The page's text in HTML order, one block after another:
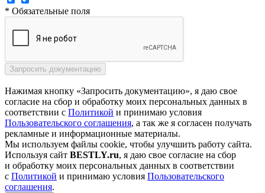
* Обязательные поля
Нажимая кнопку «Запросить документацию», я даю свое
согласие на сбор и обработку моих персональных данных в
соответствии с Политикой и принимаю условия
Пользовательского соглашения, а так же я согласен получать
рекламные и информационные материалы.
Мы используем файлы cookie, чтобы улучшить работу сайта.
Используя сайт BESTLY.ru, я даю свое согласие на сбор
и обработку моих персональных данных в соответствии
с Политикой и принимаю условия Пользовательского
соглашения.